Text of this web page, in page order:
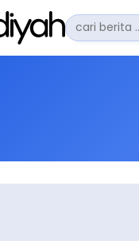
Pencarian
untuk: